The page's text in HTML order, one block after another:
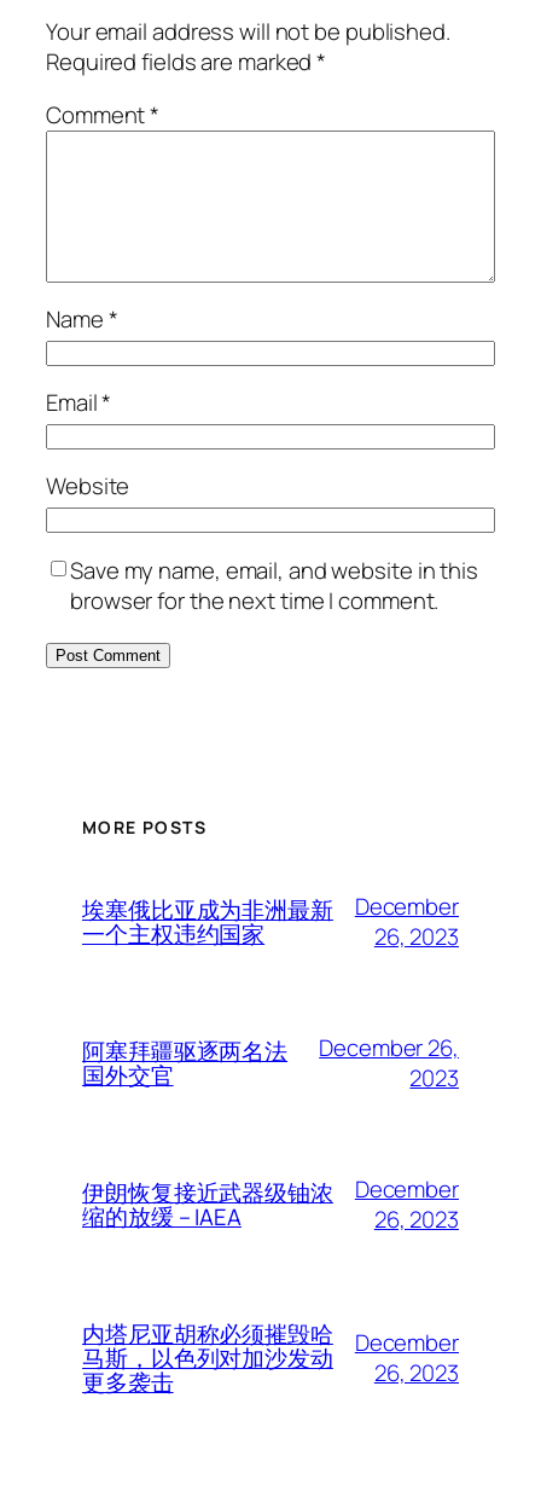
Your email address will not be published.
Required fields are marked*
Comment*
Name*
Email*
Website
Save my name, email, and website in this
browser for the next time I comment.
MORE POSTS
埃塞俄比亚成为非洲最新
一个主权违约国家
December
26, 2023
阿塞拜疆驱逐两名法
国外交官
December 26,
2023
伊朗恢复接近武器级铀浓
缩的放缓 – IAEA
December
26, 2023
内塔尼亚胡称必须摧毁哈
马斯，以色列对加沙发动
更多袭击
December
26, 2023